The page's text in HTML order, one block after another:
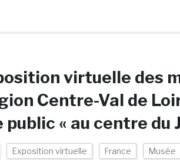
virtuelle des
Centre-Val de
« au centre du
Exposition virtuelle France Musée